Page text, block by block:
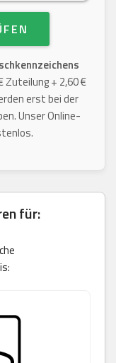
Zuteilung + 2,60 €
erst bei der
Unser Online-
für: